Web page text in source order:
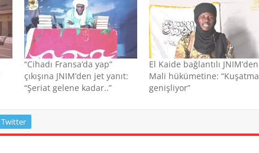
“Cihadı Fransa’da yap”
çıkışına JNIM’den jet yanıt:
“Şeriat gelene kadar..”
El Kaide bağlantılı JNIM’den
Mali hükümetine: “Kuşatma
genişliyor”
Twitter